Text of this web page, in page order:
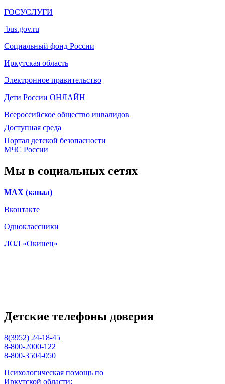
ГОСУСЛУГИ
bus.gov.ru
Социальный фонд России
Иркутская область
Электронное правительство
Дети России ОНЛАЙН
Всероссийское общество инвалидов
Доступная среда
Портал детской безопасности
МЧС России
Мы в социальных сетях
МАХ (канал)
Вконтакте
Одноклассники
ЛОЛ «Окинец»
Детские телефоны доверия
8(3952) 24-18-45
8-800-2000-122
8-800-3504-050
Психологическая помощь по
Иркутской области: